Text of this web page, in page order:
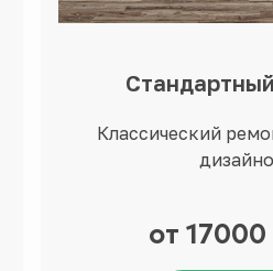
Классический
от